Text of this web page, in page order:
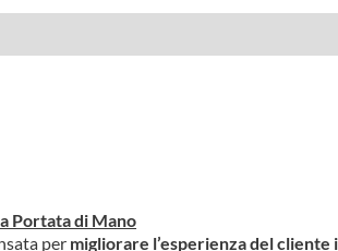
Portata di Mano
per migliorare l’esperienza del cliente